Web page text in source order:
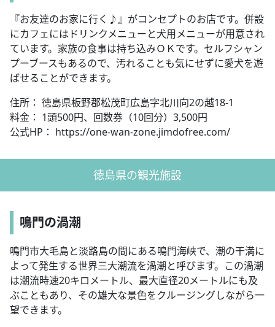
『お友達のお家に行く♪』がコンセプトのお店です。併設
にカフェにはドリンクメニューと犬用メニューが用意され
ています。家族の食事は持ち込みＯＫです。セルフシャン
プーブースもあるので、汚れることも気にせずに愛犬を遊
ばせることができます。
住所： 徳島県板野郡松茂町広島字北川向2の越18-1
料金： 1頭500円、回数券（10回分）3,500円
公式HP： https://one-wan-zone.jimdofree.com/
徳島県の観光施設
鳴門の渦潮
鳴門市大毛島と淡路島の間にある鳴門海峡で、潮の干満に
よって発生する世界三大潮流を渦潮と呼びます。この渦潮
は潮流時速20キロメートル、最大直径20メートルにも及
ぶこともあり、その雄大な景色をクルージングしながら一
望できます。